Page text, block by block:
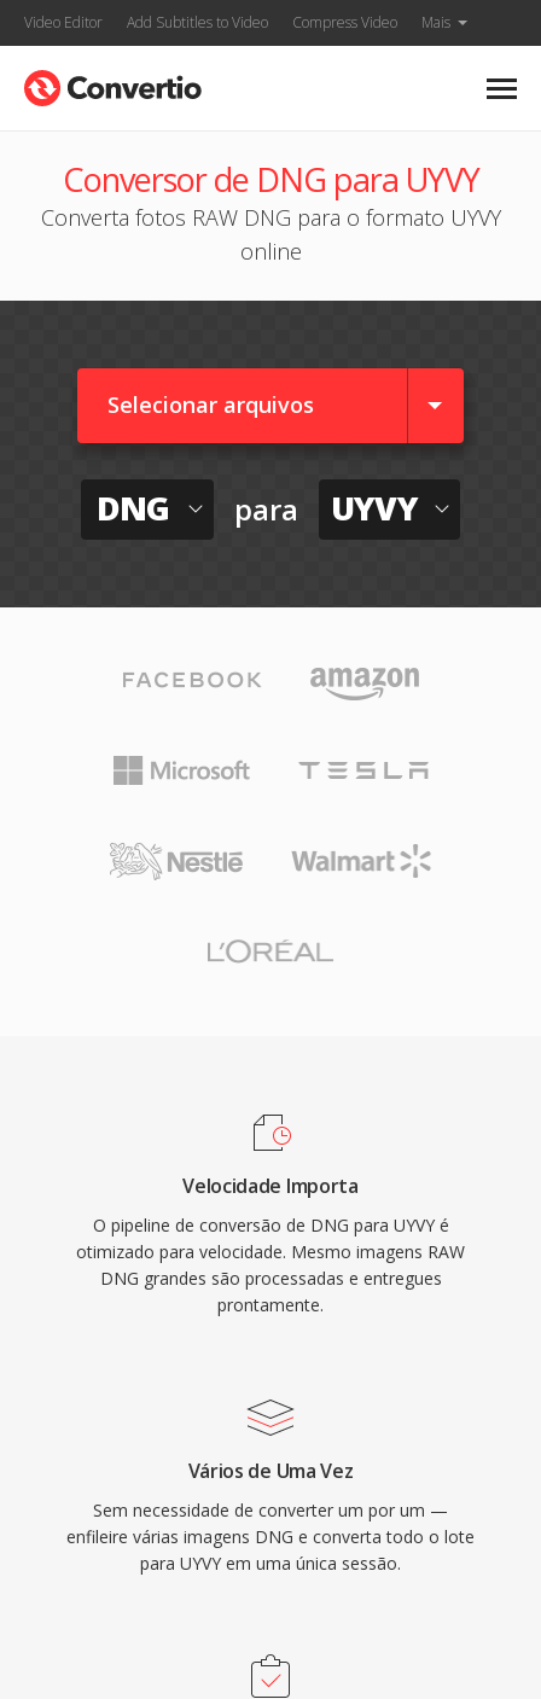
Video Editor Add Subtitles to Video Compress Video Mais
Conversor de DNG para UYVY
Converta fotos RAW DNG para o formato UYVY
online
Selecionar arquivos
DNG para UYVY
Velocidade Importa
O pipeline de conversão de DNG para UYVY é
otimizado para velocidade. Mesmo imagens RAW
DNG grandes são processadas e entregues
prontamente.
Vários de Uma Vez
Sem necessidade de converter um por um —
enfileire várias imagens DNG e converta todo o lote
para UYVY em uma única sessão.